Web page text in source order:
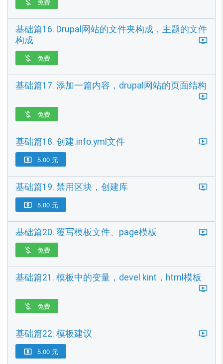

基础篇16. Drupal网站的文件夹构成，主题的文件
构成
 免费
基础篇17. 添加一篇内容，drupal网站的页面结构
 免费
基础篇18. 创建.info.yml文件
 5.00 元
基础篇19. 禁用区块，创建库
 5.00 元
基础篇20. 覆写模板文件、page模板
 免费
基础篇21. 模板中的变量，devel kint，html模板
 免费
基础篇22. 模板建议
 5.00 元